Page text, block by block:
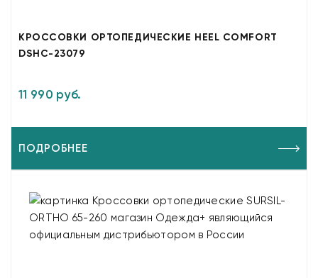
КРОССОВКИ ОРТОПЕДИЧЕСКИЕ HEEL COMFORT
DSHC-23079
11 990 руб.
ПОДРОБНЕЕ